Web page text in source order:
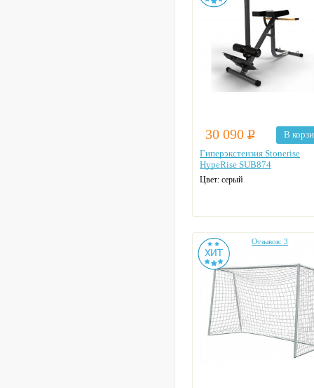
30 090 Р
В
Гиперэкстензия Stonerise
HypeRise SUB874
Цвет: серый
Отзывов: 3